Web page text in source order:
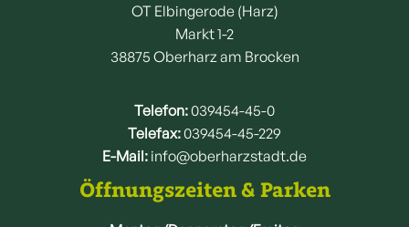
OT Elbingerode (Harz)
Markt 1-2
38875 Oberharz am Brocken
Telefon:039454-45-0
Telefax:039454-45-229
E-Mail: info@oberharzstadt.de
Öffnungszeiten & Parken